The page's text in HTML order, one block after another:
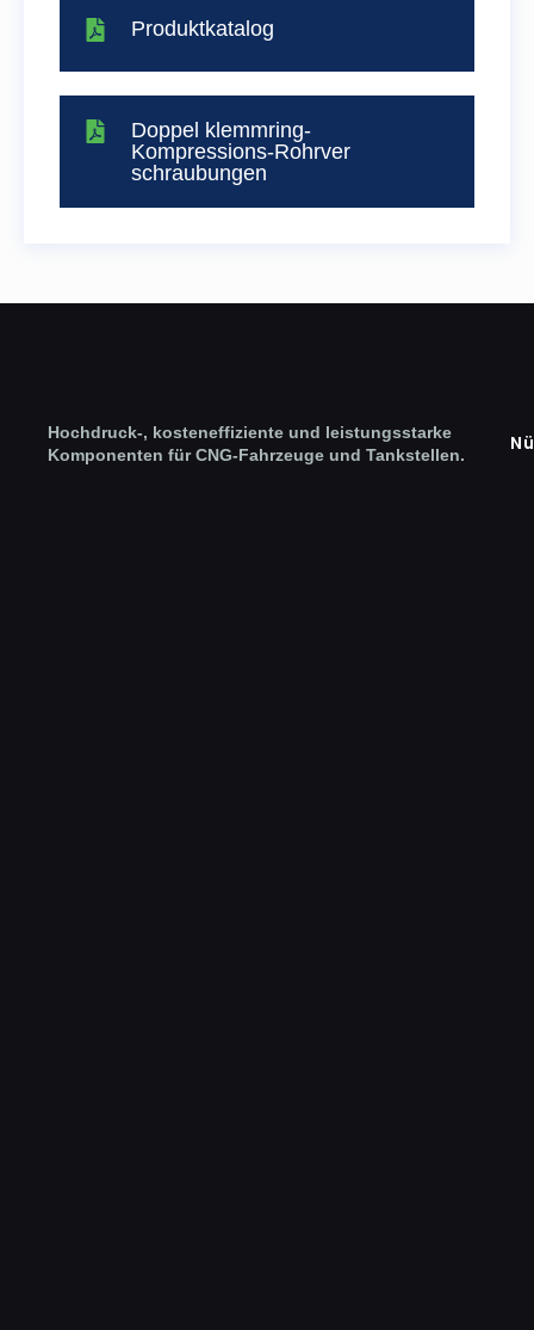
Produktkatalog
Doppel klemmring-
Kompressions-Rohrver
schraubungen
Hochdruck-, kosteneffiziente und leistungsstarke
Komponenten für CNG-Fahrzeuge und Tankstellen.